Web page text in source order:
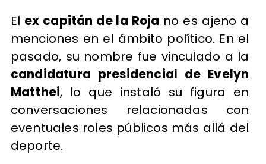
El ex capitán de la Roja no es ajeno a
menciones en el ámbito político. En el
pasado, su nombre fue vinculado a la
candidatura presidencial de Evelyn
Matthei, lo que instaló su figura en
conversaciones relacionadas con
eventuales roles públicos más allá del
deporte.